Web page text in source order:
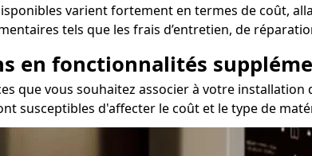
varient fortement en termes de coût,
tels que les frais d’entretien, de
en fonctionnalités
que vous souhaitez associer à votre
susceptibles d'affecter le coût et le type de